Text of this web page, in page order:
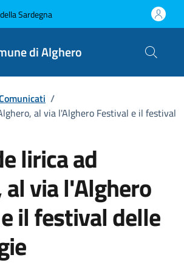
Sardegna
di Alghero
/
al via l'Alghero Festival e il festival
lirica ad
via l'Alghero
il festival delle